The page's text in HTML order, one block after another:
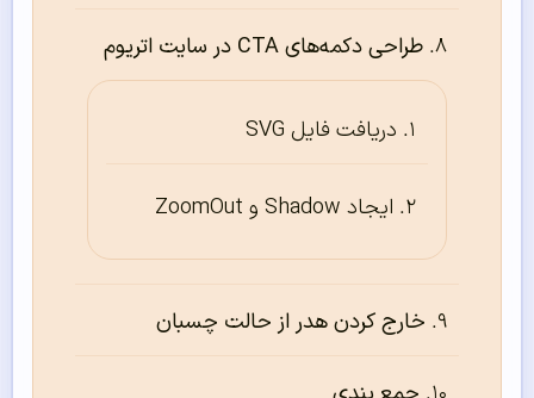
طراحی دکمه‌های CTA در سایت اتریوم
دریافت فایل SVG
ایجاد Shadow و ZoomOut
خارج کردن هدر از حالت چسبان